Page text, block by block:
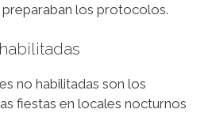
los protocolos.
no habilitadas son los
fiestas en locales nocturnos